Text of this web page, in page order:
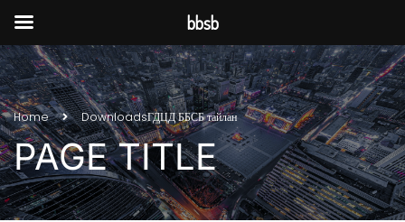
Home DownloadsГДЦД ББСБ тайлан
PAGE TITLE
bbsb